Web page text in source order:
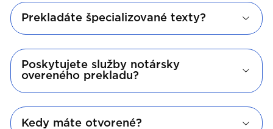
Prekladáte špecializované texty?
Poskytujete služby notársky
overeného prekladu?
Kedy máte otvorené?